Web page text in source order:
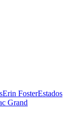
Erin FosterEstados
Grand